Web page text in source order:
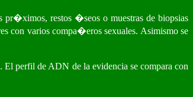
pr�ximos, restos �seos o muestras de biopsias
con varios compa�eros sexuales. Asimismo se
El perfil de ADN de la evidencia se compara con